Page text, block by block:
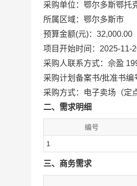
采购单位：鄂尔多斯鄂托
所属区域：鄂尔多斯市
预算金额(元)：32,000.00
项目开始时间：2025-11-
采购人联系方式：佘盈
采购计划备案书/批准书
采购方式：电子卖场（定
二、需求明细
编号
1
三、商务需求